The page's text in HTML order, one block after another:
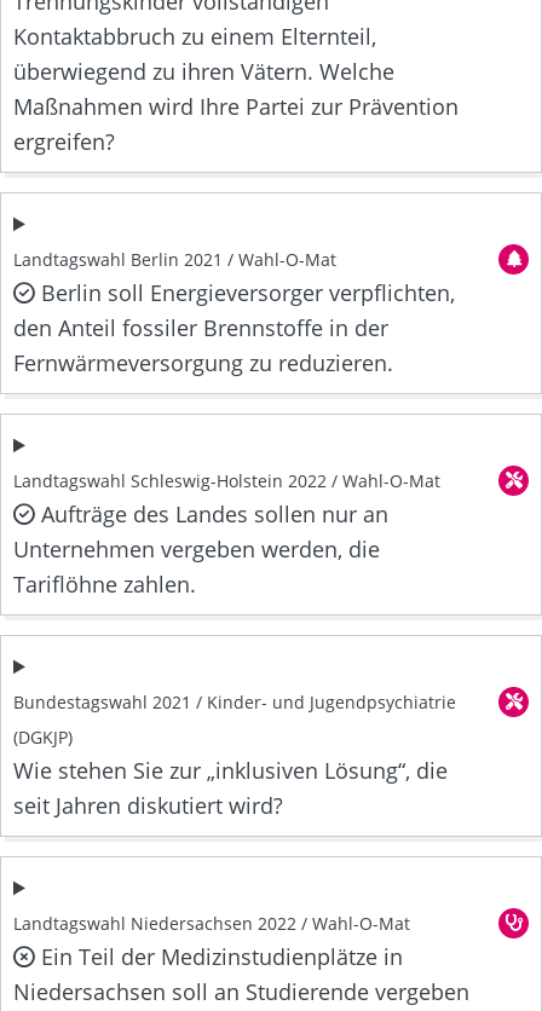
Kontaktabbruch zu einem Elternteil,
überwiegend zu ihren Vätern. Welche
Maßnahmen wird Ihre Partei zur Prävention
ergreifen?
Landtagswahl Berlin 2021 / Wahl-O-Mat
Berlin soll Energieversorger verpflichten,
den Anteil fossiler Brennstoffe in der
Fernwärmeversorgung zu reduzieren.
Landtagswahl Schleswig-Holstein 2022 / Wahl-O-Mat
Aufträge des Landes sollen nur an
Unternehmen vergeben werden, die
Tariflöhne zahlen.
Bundestagswahl 2021 / Kinder- und Jugendpsychiatrie
(DGKJP)
Wie stehen Sie zur „inklusiven Lösung“, die
seit Jahren diskutiert wird?
Landtagswahl Niedersachsen 2022 / Wahl-O-Mat
Ein Teil der Medizinstudienplätze in
Niedersachsen soll an Studierende vergeben